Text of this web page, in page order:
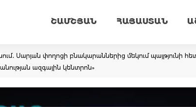
ՇԱՄՇՅԱՆ ՀԱՅԱՍՏԱՆ
Սարյան փողոցի բնակարաններից մեկում պայթյունի
ազգային կենտրոն»